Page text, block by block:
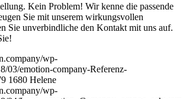
Kein Problem! Wir kenne die passende
Sie mit unserem wirkungsvollen
Sie unverbindliche den Kontakt mit uns auf.
wp-
03/emotion-company-Referenz-
1680 Helene
wp-